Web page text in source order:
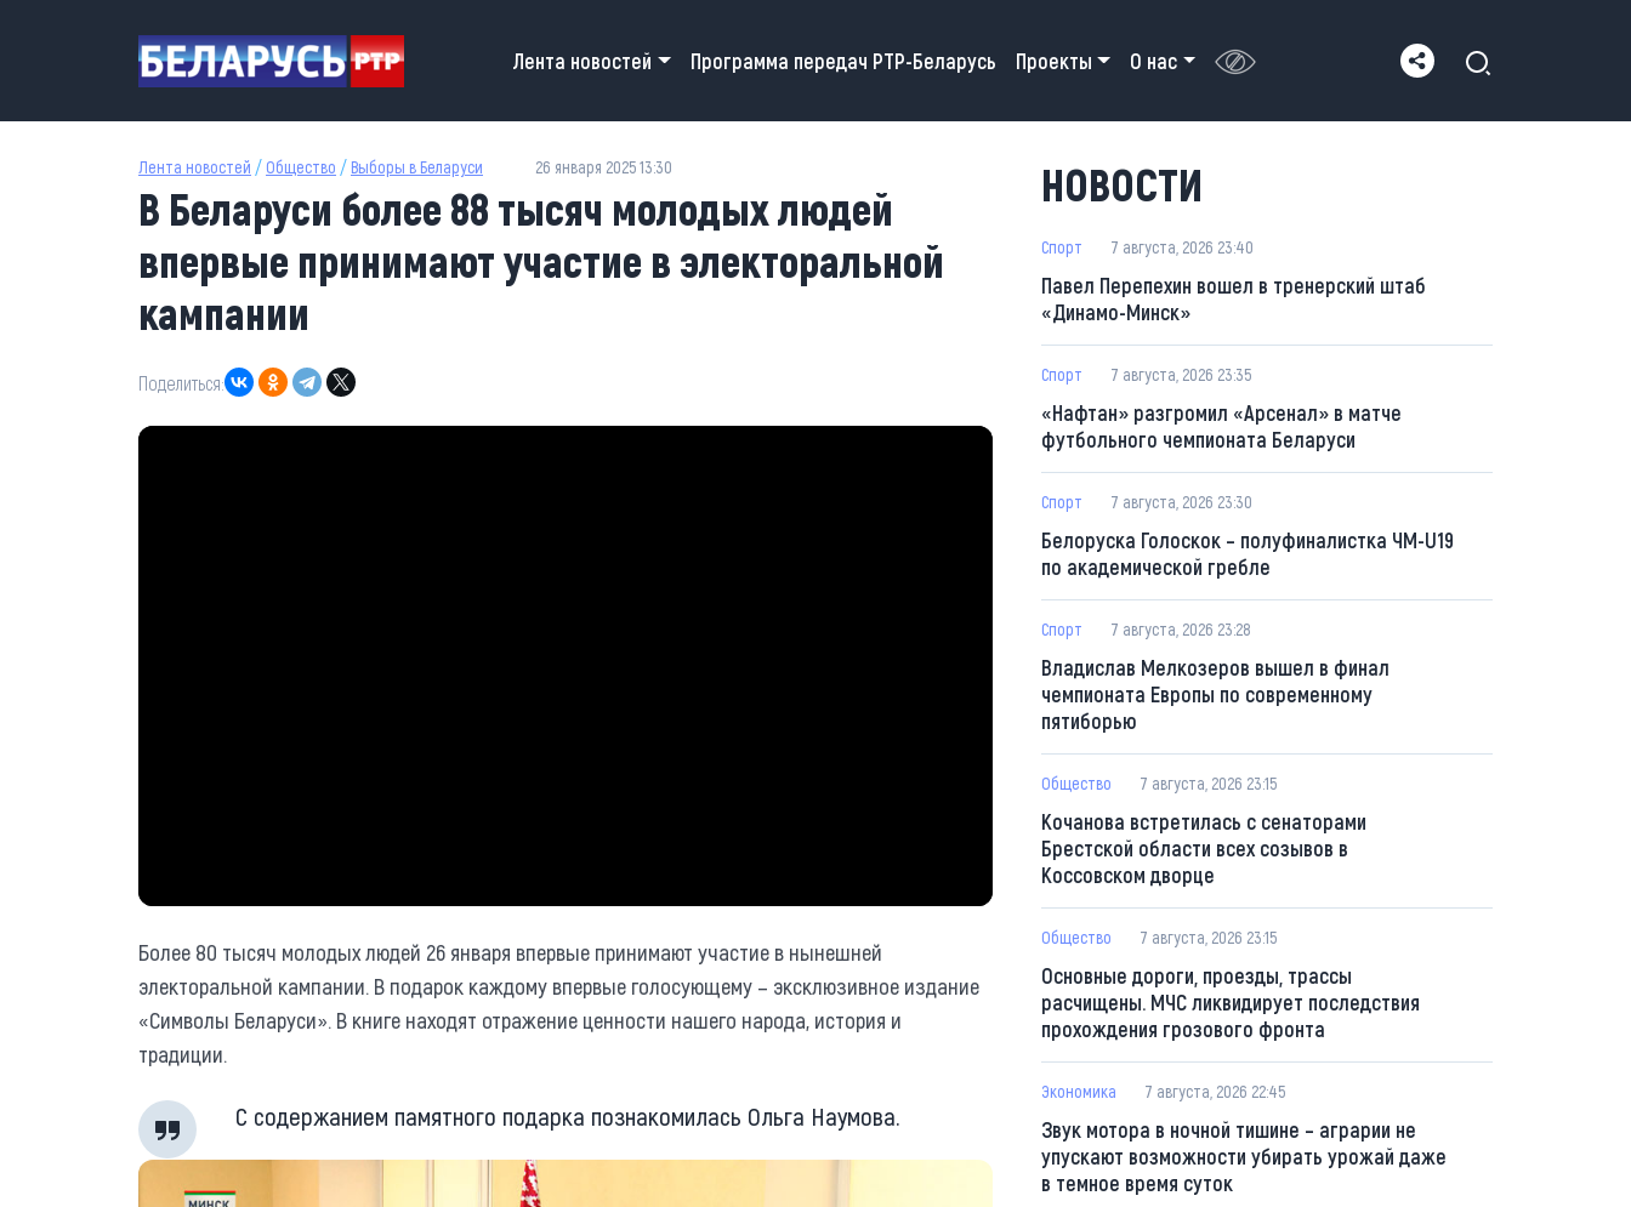
Main navigation
Лента новостей Программа передач РТР-Беларусь Проекты О нас
Лента новостей / Общество / Выборы в Беларуси 26 января 2025 13:30
В Беларуси более 88 тысяч молодых людей
впервые принимают участие в электоральной
кампании
Поделиться:
Более 80 тысяч молодых людей 26 января впервые принимают участие в нынешней
электоральной кампании. В подарок каждому впервые голосующему – эксклюзивное издание
«Символы Беларуси». В книге находят отражение ценности нашего народа, история и
традиции.
С содержанием памятного подарка познакомилась Ольга Наумова.
НОВОСТИ
Спорт 7 августа, 2026 23:40
Павел Перепехин вошел в тренерский штаб
«Динамо-Минск»
Спорт 7 августа, 2026 23:35
«Нафтан» разгромил «Арсенал» в матче
футбольного чемпионата Беларуси
Спорт 7 августа, 2026 23:30
Белоруска Голоскок – полуфиналистка ЧМ-U19
по академической гребле
Спорт 7 августа, 2026 23:28
Владислав Мелкозеров вышел в финал
чемпионата Европы по современному
пятиборью
Общество 7 августа, 2026 23:15
Кочанова встретилась с сенаторами
Брестской области всех созывов в
Коссовском дворце
Общество 7 августа, 2026 23:15
Основные дороги, проезды, трассы
расчищены. МЧС ликвидирует последствия
прохождения грозового фронта
Экономика 7 августа, 2026 22:45
Звук мотора в ночной тишине – аграрии не
упускают возможности убирать урожай даже
в темное время суток